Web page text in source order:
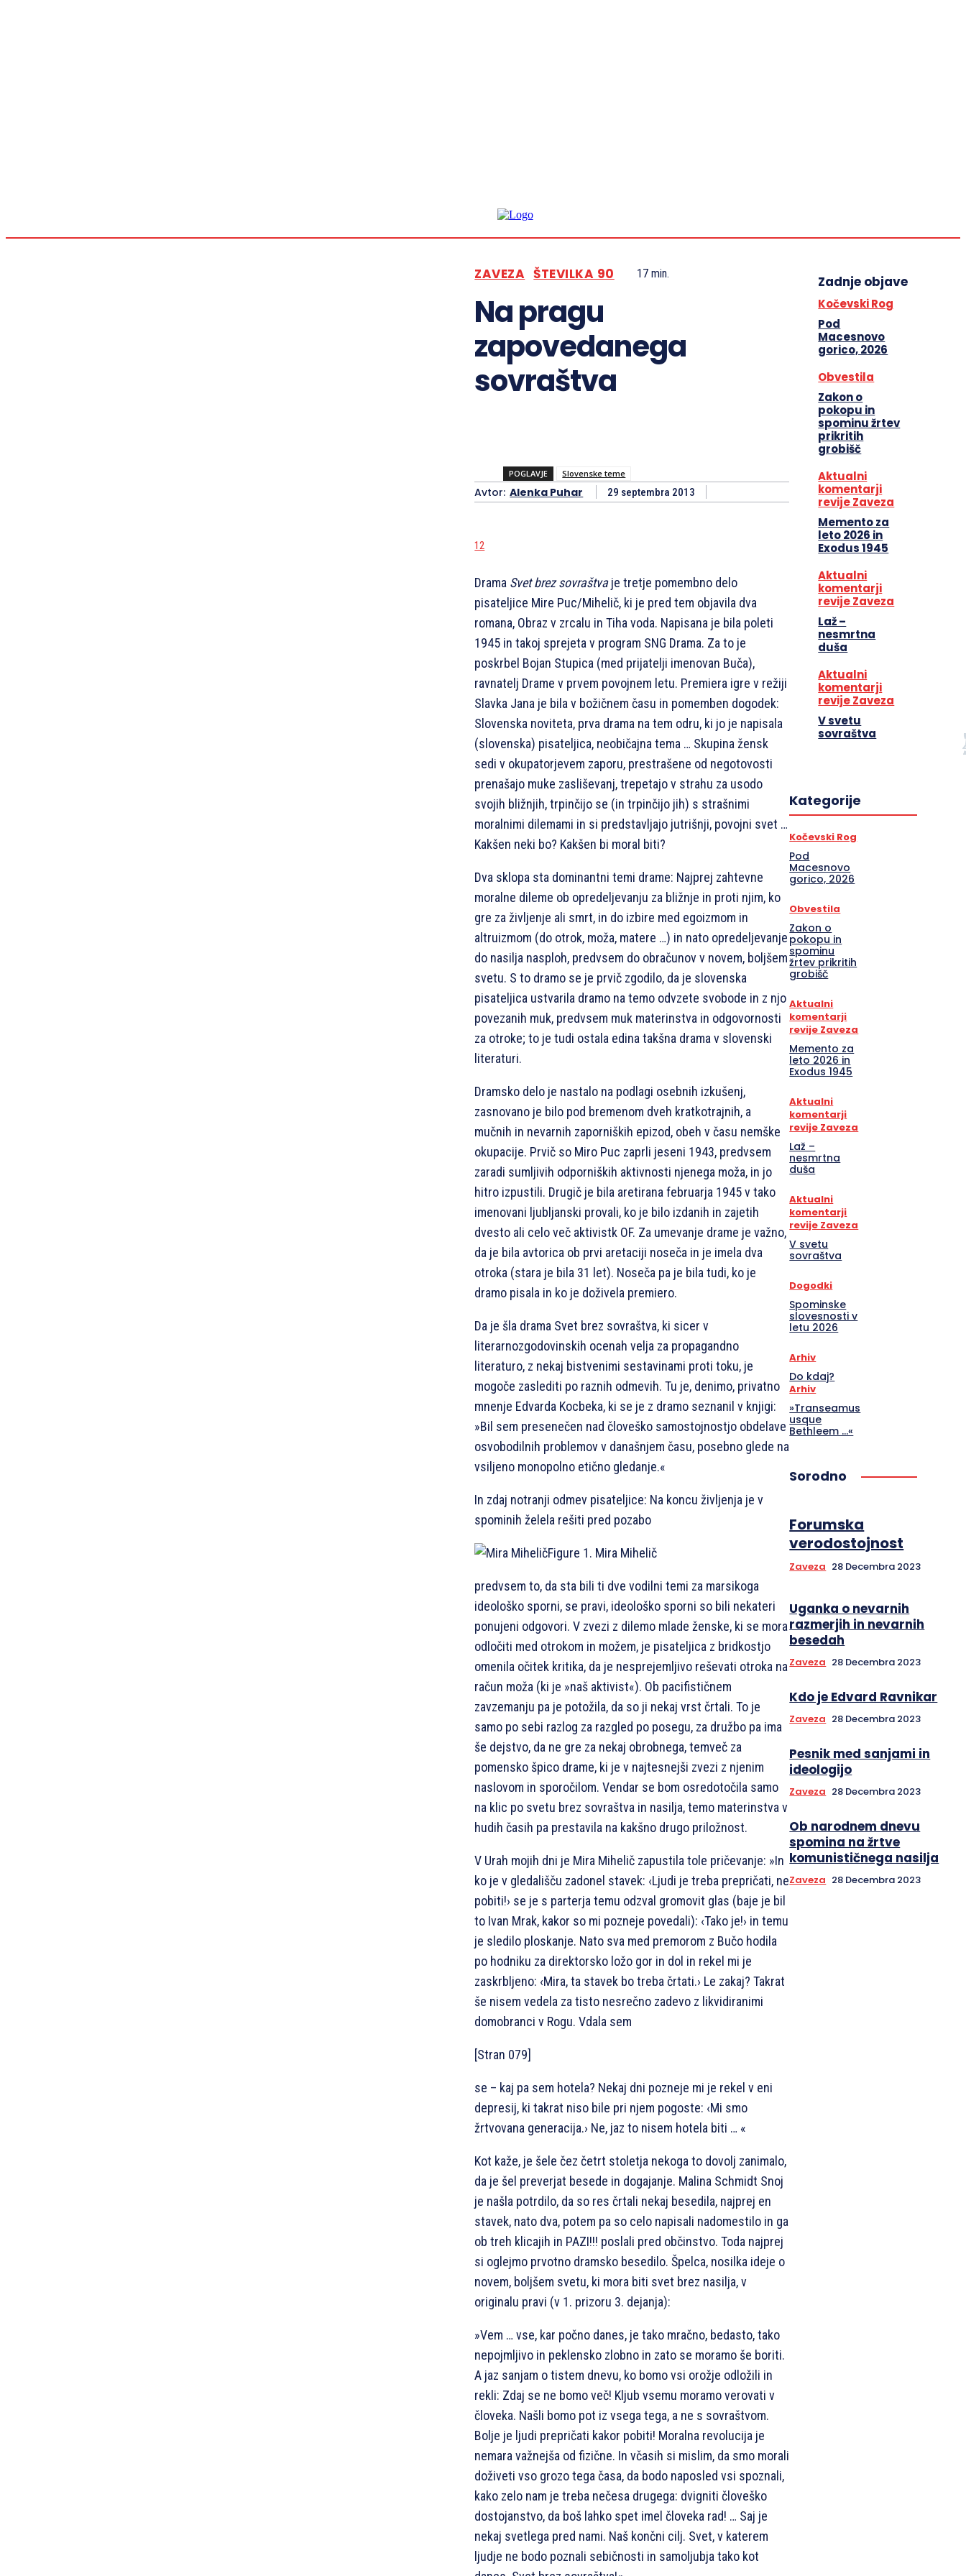
ZAVEZA ŠTEVILKA 90 17min.
Na pragu
zapovedanega
sovraštva
POGLAVJE Slovenske teme
Avtor: Alenka Puhar 29 septembra 2013
12
Drama Svet brez sovraštvaje tretje pomembno delo
pisateljice Mire Puc/Mihelič, ki je pred tem objavila dva
romana, Obraz v zrcalu in Tiha voda. Napisana je bila poleti
1945 in takoj sprejeta v program SNG Drama. Za to je
poskrbel Bojan Stupica (med prijatelji imenovan Buča),
ravnatelj Drame v prvem povojnem letu. Premiera igre v režiji
Slavka Jana je bila v božičnem času in pomemben dogodek:
Slovenska noviteta, prva drama na tem odru, ki jo je napisala
(slovenska) pisateljica, neobičajna tema … Skupina žensk
sedi v okupatorjevem zaporu, prestrašene od negotovosti
prenašajo muke zasliševanj, trepetajo v strahu za usodo
svojih bližnjih, trpinčijo se (in trpinčijo jih) s strašnimi
moralnimi dilemami in si predstavljajo jutrišnji, povojni svet …
Kakšen neki bo? Kakšen bi moral biti?
Dva sklopa sta dominantni temi drame: Najprej zahtevne
moralne dileme ob opredeljevanju za bližnje in proti njim, ko
gre za življenje ali smrt, in do izbire med egoizmom in
altruizmom (do otrok, moža, matere …) in nato opredeljevanje
do nasilja nasploh, predvsem do obračunov v novem, boljšem
svetu. S to dramo se je prvič zgodilo, da je slovenska
pisateljica ustvarila dramo na temo odvzete svobode in z njo
povezanih muk, predvsem muk materinstva in odgovornosti
za otroke; to je tudi ostala edina takšna drama v slovenski
literaturi.
Dramsko delo je nastalo na podlagi osebnih izkušenj,
zasnovano je bilo pod bremenom dveh kratkotrajnih, a
mučnih in nevarnih zaporniških epizod, obeh v času nemške
okupacije. Prvič so Miro Puc zaprli jeseni 1943, predvsem
zaradi sumljivih odporniških aktivnosti njenega moža, in jo
hitro izpustili. Drugič je bila aretirana februarja 1945 v tako
imenovani ljubljanski provali, ko je bilo izdanih in zajetih
dvesto ali celo več aktivistk OF. Za umevanje drame je važno,
da je bila avtorica ob prvi aretaciji noseča in je imela dva
otroka (stara je bila 31 let). Noseča pa je bila tudi, ko je
dramo pisala in ko je doživela premiero.
Da je šla drama Svet brez sovraštva, ki sicer v
literarnozgodovinskih ocenah velja za propagandno
literaturo, z nekaj bistvenimi sestavinami proti toku, je
mogoče zaslediti po raznih odmevih. Tu je, denimo, privatno
mnenje Edvarda Kocbeka, ki se je z dramo seznanil v knjigi:
»Bil sem presenečen nad človeško samostojnostjo obdelave
osvobodilnih problemov v današnjem času, posebno glede na
vsiljeno monopolno etično gledanje.«
In zdaj notranji odmev pisateljice: Na koncu življenja je v
spominih želela rešiti pred pozabo
Figure 1. Mira Mihelič
predvsem to, da sta bili ti dve vodilni temi za marsikoga
ideološko sporni, se pravi, ideološko sporni so bili nekateri
ponujeni odgovori. V zvezi z dilemo mlade ženske, ki se mora
odločiti med otrokom in možem, je pisateljica z bridkostjo
omenila očitek kritika, da je nesprejemljivo reševati otroka na
račun moža (ki je »naš aktivist«). Ob pacifističnem
zavzemanju pa je potožila, da so ji nekaj vrst črtali. To je
samo po sebi razlog za razgled po posegu, za družbo pa ima
še dejstvo, da ne gre za nekaj obrobnega, temveč za
pomensko špico drame, ki je v najtesnejši zvezi z njenim
naslovom in sporočilom. Vendar se bom osredotočila samo
na klic po svetu brez sovraštva in nasilja, temo materinstva v
hudih časih pa prestavila na kakšno drugo priložnost.
V Urah mojih dni je Mira Mihelič zapustila tole pričevanje: »In
ko je v gledališču zadonel stavek: ‹Ljudi je treba prepričati, ne
pobiti!› se je s parterja temu odzval gromovit glas (baje je bil
to Ivan Mrak, kakor so mi pozneje povedali): ‹Tako je!› in temu
je sledilo ploskanje. Nato sva med premorom z Bučo hodila
po hodniku za direktorsko ložo gor in dol in rekel mi je
zaskrbljeno: ‹Mira, ta stavek bo treba črtati.› Le zakaj? Takrat
še nisem vedela za tisto nesrečno zadevo z likvidiranimi
domobranci v Rogu. Vdala sem
[Stran 079]
se – kaj pa sem hotela? Nekaj dni pozneje mi je rekel v eni
depresij, ki takrat niso bile pri njem pogoste: ‹Mi smo
žrtvovana generacija.› Ne, jaz to nisem hotela biti … «
Kot kaže, je šele čez četrt stoletja nekoga to dovolj zanimalo,
da je šel preverjat besede in dogajanje. Malina Schmidt Snoj
je našla potrdilo, da so res črtali nekaj besedila, najprej en
stavek, nato dva, potem pa so celo napisali nadomestilo in ga
ob treh klicajih in PAZI!!! poslali pred občinstvo. Toda najprej
si oglejmo prvotno dramsko besedilo. Špelca, nosilka ideje o
novem, boljšem svetu, ki mora biti svet brez nasilja, v
originalu pravi (v 1. prizoru 3. dejanja):
»Vem … vse, kar počno danes, je tako mračno, bedasto, tako
nepojmljivo in peklensko zlobno in zato se moramo še boriti.
A jaz sanjam o tistem dnevu, ko bomo vsi orožje odložili in
rekli: Zdaj se ne bomo več! Kljub vsemu moramo verovati v
človeka. Našli bomo pot iz vsega tega, a ne s sovraštvom.
Bolje je ljudi prepričati kakor pobiti! Moralna revolucija je
nemara važnejša od fizične. In včasih si mislim, da smo morali
doživeti vso grozo tega časa, da bodo naposled vsi spoznali,
kako zelo nam je treba nečesa drugega: dvigniti človeško
dostojanstvo, da boš lahko spet imel človeka rad! … Saj je
nekaj svetlega pred nami. Naš končni cilj. Svet, v katerem
ljudje ne bodo poznali sebičnosti in samoljubja tako kot
Zadnje objave
Kočevski Rog
Pod
Macesnovo
gorico, 2026
Obvestila
Zakon o
pokopu in
spominu žrtev
prikritih
grobišč
Aktualni
komentarji
revije Zaveza
Memento za
leto 2026 in
Exodus 1945
Aktualni
komentarji
revije Zaveza
Laž –
nesmrtna
duša
Aktualni
komentarji
revije Zaveza
V svetu
sovraštva
Kategorije
Kočevski Rog
Pod
Macesnovo
gorico, 2026
Obvestila
Zakon o
pokopu in
spominu
žrtev prikritih
grobišč
Aktualni
komentarji
revije Zaveza
Memento za
leto 2026 in
Exodus 1945
Aktualni
komentarji
revije Zaveza
Laž –
nesmrtna
duša
Aktualni
komentarji
revije Zaveza
V svetu
sovraštva
Dogodki
Spominske
slovesnosti v
letu 2026
Arhiv
Do kdaj?
Arhiv
»Transeamus
usque
Bethleem …«
Sorodno
Forumska
verodostojnost
Zaveza 28 Decembra 2023
Uganka o nevarnih
razmerjih in nevarnih
besedah
Zaveza 28 Decembra 2023
Kdo je Edvard Ravnikar
Zaveza 28 Decembra 2023
Pesnik med sanjami in
ideologijo
Zaveza 28 Decembra 2023
Ob narodnem dnevu
spomina na žrtve
komunističnega nasilja
Zaveza 28 Decembra 2023